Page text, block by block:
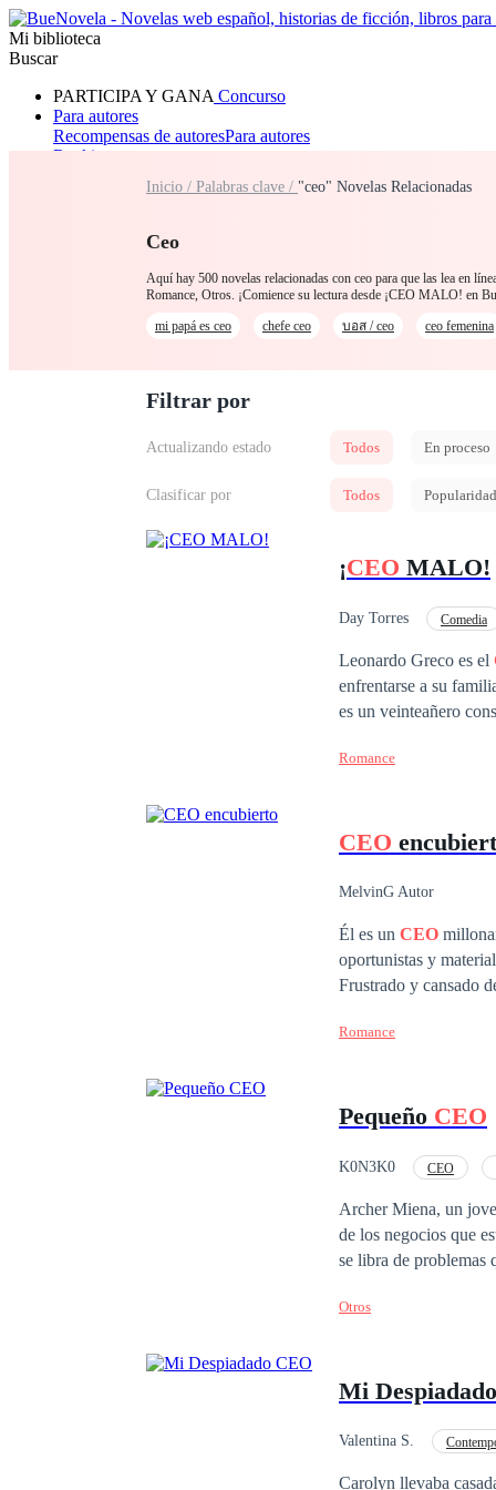
Mi biblioteca
Buscar
PARTICIPA Y GANA Concurso
Para autores
Recompensas de autoresPara autores
Ranking
RomanceHombre lobo
Inicio / Palabras clave / "ceo" Novelas Relacionadas
Ceo
Aquí hay 500 novelas relacionadas con ceo para que las lea en
Romance, Otros. ¡Comience su lectura desde ¡CEO MALO! en
mi papá es ceo
chefe ceo บอส / ceo ceo femenina
Filtrar por
Actualizando estado Todos En proceso
Clasificar por Todos Popularidad
¡CEO MALO!
Day Torres Comedia
Leonardo Greco es el
enfrentarse a su
es un veinteañero consentido. Angélica De Luca lo aventaja en ocho años de
su única alternativa
que vale la pena
gritarle cada cinco
Romance
CEO
MelvinG Autor
Él es un CEO
oportunistas y
Frustrado y cansado
conocen, así que él
Para ella él es un
Romance
Pequeño CEO
K0N3K0 CEO
Archer Miena, un
de los negocios que estos dejaron. Constantemente rompe con las
se libra de problemas
Otros
Mi Despiadado
Valentina S.
Carolyn llevaba